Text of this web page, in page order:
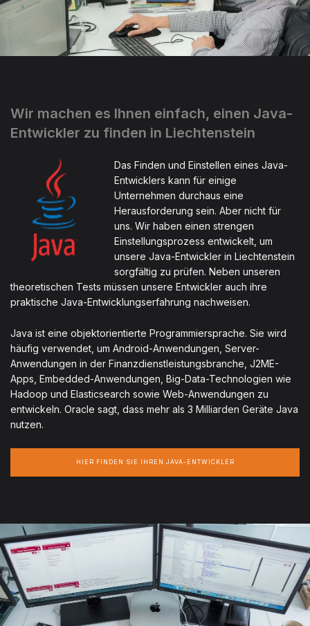
Wir machen es Ihnen einfach, einen Java-
Entwickler zu finden in Liechtenstein
Das Finden und Einstellen eines Java-
Entwicklers kann für einige
Unternehmen durchaus eine
Herausforderung sein. Aber nicht für
uns. Wir haben einen strengen
Einstellungsprozess entwickelt, um
unsere Java-Entwickler in Liechtenstein
sorgfältig zu prüfen. Neben unseren
theoretischen Tests müssen unsere Entwickler auch ihre
praktische Java-Entwicklungserfahrung nachweisen.
Java ist eine objektorientierte Programmiersprache. Sie wird
häufig verwendet, um Android-Anwendungen, Server-
Anwendungen in der Finanzdienstleistungsbranche, J2ME-
Apps, Embedded-Anwendungen, Big-Data-Technologien wie
Hadoop und Elasticsearch sowie Web-Anwendungen zu
entwickeln. Oracle sagt, dass mehr als 3 Milliarden Geräte Java
nutzen.
HIER FINDEN SIE IHREN JAVA-ENTWICKLER